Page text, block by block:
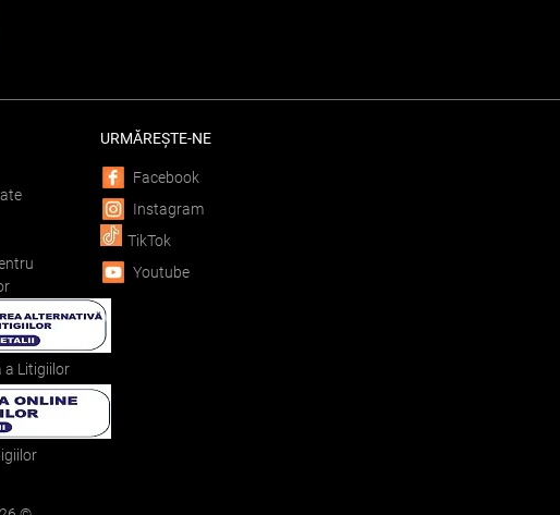
a Litigiilor
URMĂREȘTE-NE
Facebook
Instagram
TikTok
Youtube